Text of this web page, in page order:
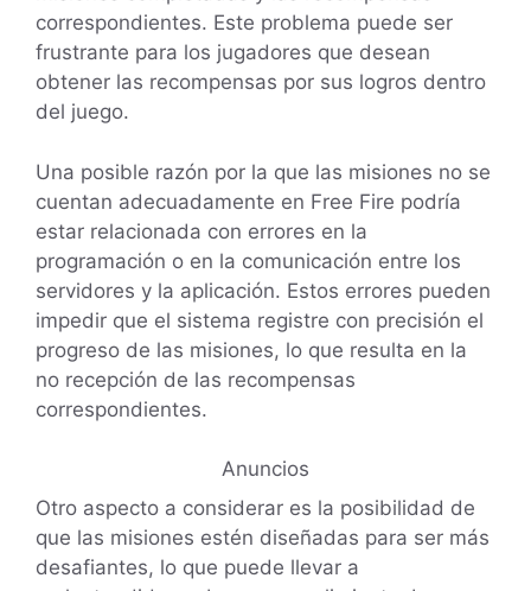
correspondientes. Este problema puede ser
frustrante para los jugadores que desean
obtener las recompensas por sus logros dentro
del juego.
Una posible razón por la que las misiones no se
cuentan adecuadamente en Free Fire podría
estar relacionada con errores en la
programación o en la comunicación entre los
servidores y la aplicación. Estos errores pueden
impedir que el sistema registre con precisión el
progreso de las misiones, lo que resulta en la
no recepción de las recompensas
correspondientes.
Anuncios
Otro aspecto a considerar es la posibilidad de
que las misiones estén diseñadas para ser más
desafiantes, lo que puede llevar a